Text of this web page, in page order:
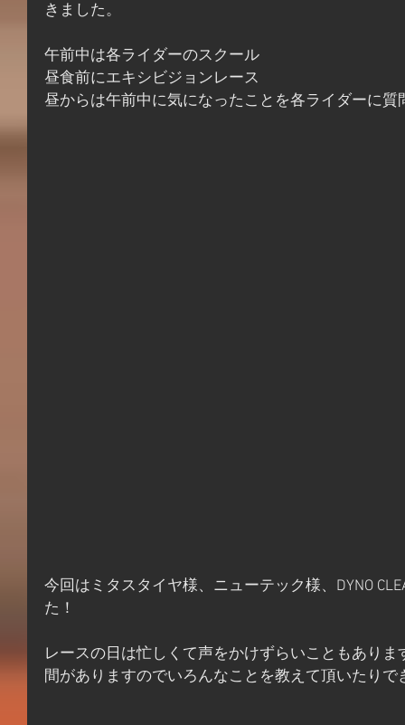
きました。
午前中は各ライダーのスクール
昼食前にエキシビジョンレース
昼からは午前中に気になったことを各ライダーに質
今回はミタスタイヤ様、ニューテック様、DYNO
た！
レースの日は忙しくて声をかけずらいこともあり
間がありますのでいろんなことを教えて頂いたりで